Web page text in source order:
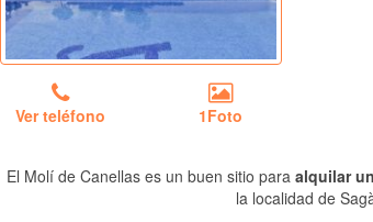
Ver teléfono 1Foto
El Molí de Canellas es un buen sitio paraalquilar
la localidad de